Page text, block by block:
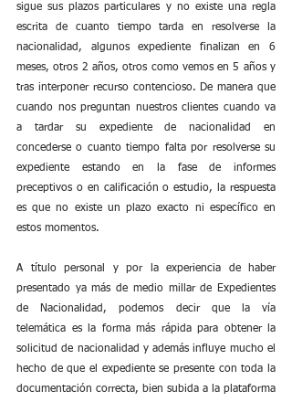
sigue sus plazos particulares y no existe una regla
escrita de cuanto tiempo tarda en resolverse la
nacionalidad, algunos expediente finalizan en 6
meses, otros 2 años, otros como vemos en 5 años y
tras interponer recurso contencioso. De manera que
cuando nos preguntan nuestros clientes cuando va
a tardar su expediente de nacionalidad en
concederse o cuanto tiempo falta por resolverse su
expediente estando en la fase de informes
preceptivos o en calificación o estudio, la respuesta
es que no existe un plazo exacto ni específico en
estos momentos.
A título personal y por la experiencia de haber
presentado ya más de medio millar de Expedientes
de Nacionalidad, podemos decir que la vía
telemática es la forma más rápida para obtener la
solicitud de nacionalidad y además influye mucho el
hecho de que el expediente se presente con toda la
documentación correcta, bien subida a la plataforma